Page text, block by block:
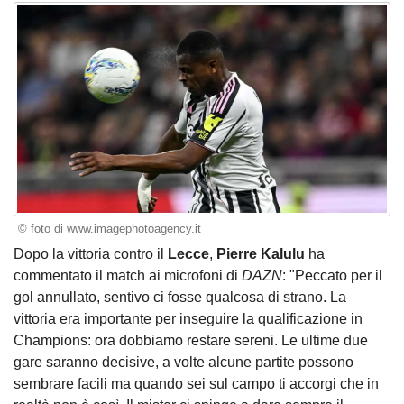
© foto di www.imagephotoagency.it
Dopo la vittoria contro il Lecce, Pierre Kalulu ha
commentato il match ai microfoni di DAZN: "Peccato per il
gol annullato, sentivo ci fosse qualcosa di strano. La
vittoria era importante per inseguire la qualificazione in
Champions: ora dobbiamo restare sereni. Le ultime due
gare saranno decisive, a volte alcune partite possono
sembrare facili ma quando sei sul campo ti accorgi che in